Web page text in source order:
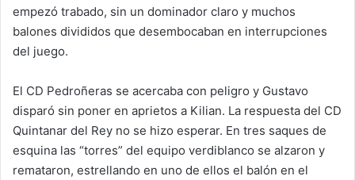
empezó trabado, sin un dominador claro y muchos
balones divididos que desembocaban en interrupciones
del juego.
El CD Pedroñeras se acercaba con peligro y Gustavo
disparó sin poner en aprietos a Kilian. La respuesta del CD
Quintanar del Rey no se hizo esperar. En tres saques de
esquina las “torres” del equipo verdiblanco se alzaron y
remataron, estrellando en uno de ellos el balón en el